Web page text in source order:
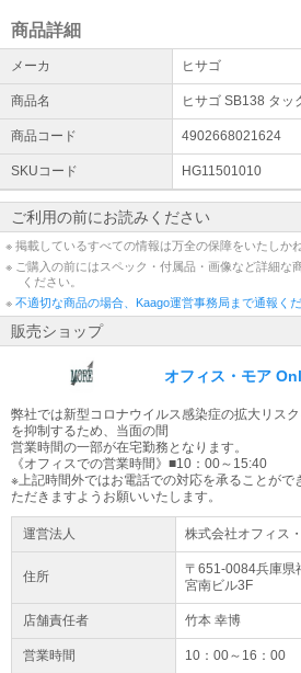
致します
商品詳細
メーカ ヒサゴ
商品名 ヒサゴ SB138 タッ
商品コード 4902668021624
SKUコード HG11501010
ご利用の前にお読みください
※ 掲載しているすべての情報は万全の保障をいたしかね
※ ご購入の前にはスペック・付属品・画像など詳細な
ください。
※ 不適切な商品の場合、Kaago運営事務局まで通報く
販売ショップ
オフィス・モア
弊社では新型コロナウイルス感染症の拡大リス
を抑制するため、当面の間
営業時間の一部が在宅勤務となります。
《オフィスでの営業時間》■10：00～15:40
※上記時間外ではお電話での対応を承ることがで
ただきますようお願いいたします。
運営法人 株式会社オフィス
住所 〒651-0084兵庫県
宮南ビル3F
店舗責任者 竹本 幸博
営業時間 10：00～16：00